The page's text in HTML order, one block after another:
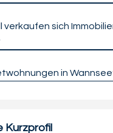
verkaufen sich
in
Kurzprofil